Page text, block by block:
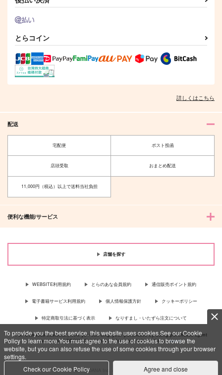
To provide you the best service, this website uses cookies.See our Cookie
Policy to learn more.You must agree to the use of cookies to browse the
website, but you can also refuse the use of some cookies through your browser
settings.
Check our Cookie Policy
Agree and close
とらコイン
詳しくはこちら
配送
宅配便 ポスト投函
店頭受取 おまとめ配送
11,000円（税込）以上で送料当社負担
便利な機能/サービス
店舗を探す
WEBSITE利用規約 とらのあな会員規約 通信販売ポイント規約
電子書籍サービス利用規約 個人情報保護方針 クッキーポリシー
特定商取引法に基づく表示 なりすまし・いたずら注文について
For Overseas customer, now you can ship your purchases by using purchases agent
services “AOCS”! Click {more…} for more information …more
c TORANOANA Inc, All Rights Reserved.